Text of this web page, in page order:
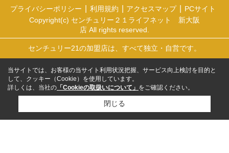
プライバシーポリシー 利用規約 アクセスマップ
PCサイト
Copyright(c) センチュリー２１ライフネット 新大阪
店 All rights reserved.
センチュリー21の加盟店は、すべて独立・自営です。
当サイトでは、お客様の当サイト利用状況把握、サービス向上検討を目的と
して、クッキー（Cookie）を使用しています。
詳しくは、当社の 「Cookieの取扱いについて」 をご確認ください。
閉じる